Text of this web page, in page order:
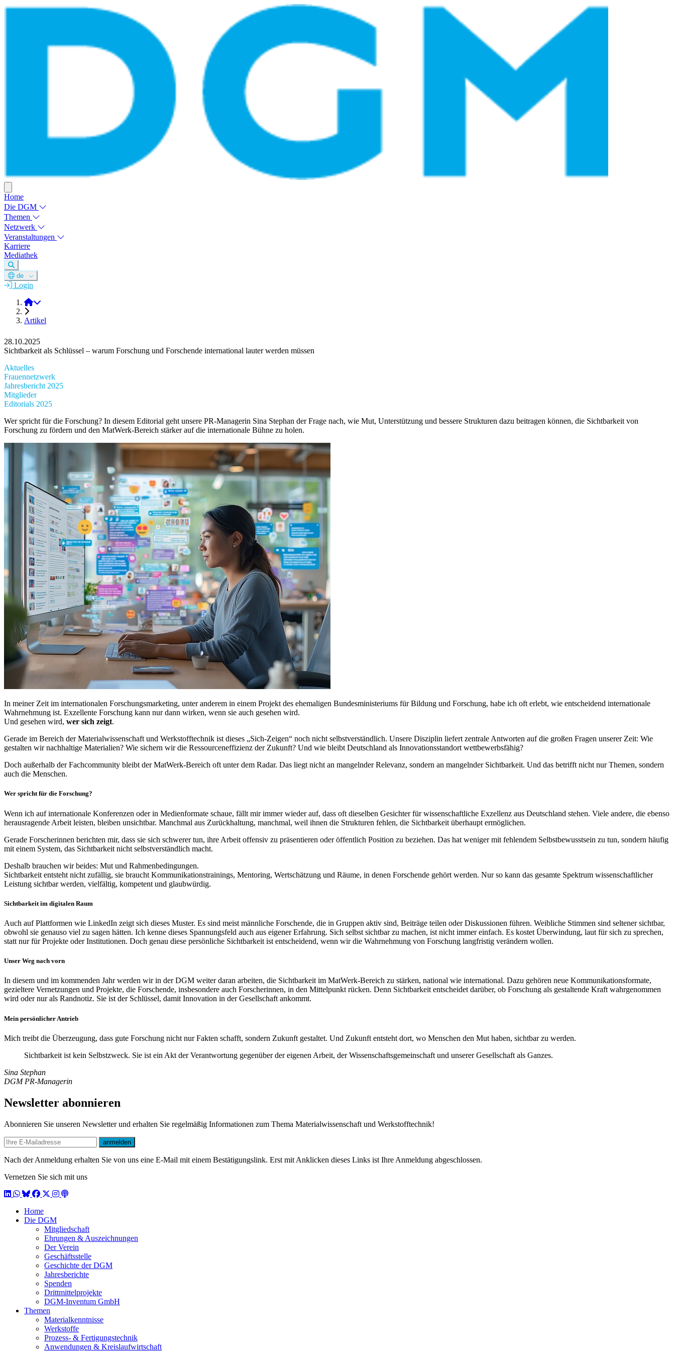
Home
Die DGM
Themen
Netzwerk
Veranstaltungen
Karriere
Mediathek
de
Login
DGM e.V.
Artikel
28.10.2025
Sichtbarkeit als Schlüssel – warum Forschung und Forschende international lauter werden müssen
Aktuelles
Frauennetzwerk
Jahresbericht 2025
Mitglieder
Editorials 2025
Wer spricht für die Forschung? In diesem Editorial geht unsere PR-Managerin Sina Stephan der Frage nach, wie Mut, Unterstützung und bessere Strukturen dazu beitragen können, die Sichtbarkeit von
Forschung zu fördern und den MatWerk-Bereich stärker auf die internationale Bühne zu holen.
In meiner Zeit im internationalen Forschungsmarketing, unter anderem in einem Projekt des ehemaligen Bundesministeriums für Bildung und Forschung, habe ich oft erlebt, wie entscheidend internationale
Wahrnehmung ist. Exzellente Forschung kann nur dann wirken, wenn sie auch gesehen wird.
Und gesehen wird, wer sich zeigt.
Gerade im Bereich der Materialwissenschaft und Werkstofftechnik ist dieses „Sich-Zeigen“ noch nicht selbstverständlich. Unsere Disziplin liefert zentrale Antworten auf die großen Fragen unserer Zeit: Wie
gestalten wir nachhaltige Materialien? Wie sichern wir die Ressourceneffizienz der Zukunft? Und wie bleibt Deutschland als Innovationsstandort wettbewerbsfähig?
Doch außerhalb der Fachcommunity bleibt der MatWerk-Bereich oft unter dem Radar. Das liegt nicht an mangelnder Relevanz, sondern an mangelnder Sichtbarkeit. Und das betrifft nicht nur Themen, sondern
auch die Menschen.
Wer spricht für die Forschung?
Wenn ich auf internationale Konferenzen oder in Medienformate schaue, fällt mir immer wieder auf, dass oft dieselben Gesichter für wissenschaftliche Exzellenz aus Deutschland stehen. Viele andere, die ebenso
herausragende Arbeit leisten, bleiben unsichtbar. Manchmal aus Zurückhaltung, manchmal, weil ihnen die Strukturen fehlen, die Sichtbarkeit überhaupt ermöglichen.
Gerade Forscherinnen berichten mir, dass sie sich schwerer tun, ihre Arbeit offensiv zu präsentieren oder öffentlich Position zu beziehen. Das hat weniger mit fehlendem Selbstbewusstsein zu tun, sondern häufig
mit einem System, das Sichtbarkeit nicht selbstverständlich macht.
Deshalb brauchen wir beides: Mut und Rahmenbedingungen.
Sichtbarkeit entsteht nicht zufällig, sie braucht Kommunikationstrainings, Mentoring, Wertschätzung und Räume, in denen Forschende gehört werden. Nur so kann das gesamte Spektrum wissenschaftlicher
Leistung sichtbar werden, vielfältig, kompetent und glaubwürdig.
Sichtbarkeit im digitalen Raum
Auch auf Plattformen wie LinkedIn zeigt sich dieses Muster. Es sind meist männliche Forschende, die in Gruppen aktiv sind, Beiträge teilen oder Diskussionen führen. Weibliche Stimmen sind seltener sichtbar,
obwohl sie genauso viel zu sagen hätten. Ich kenne dieses Spannungsfeld auch aus eigener Erfahrung. Sich selbst sichtbar zu machen, ist nicht immer einfach. Es kostet Überwindung, laut für sich zu sprechen,
statt nur für Projekte oder Institutionen. Doch genau diese persönliche Sichtbarkeit ist entscheidend, wenn wir die Wahrnehmung von Forschung langfristig verändern wollen.
Unser Weg nach vorn
In diesem und im kommenden Jahr werden wir in der DGM weiter daran arbeiten, die Sichtbarkeit im MatWerk-Bereich zu stärken, national wie international. Dazu gehören neue Kommunikationsformate,
gezieltere Vernetzungen und Projekte, die Forschende, insbesondere auch Forscherinnen, in den Mittelpunkt rücken. Denn Sichtbarkeit entscheidet darüber, ob Forschung als gestaltende Kraft wahrgenommen
wird oder nur als Randnotiz. Sie ist der Schlüssel, damit Innovation in der Gesellschaft ankommt.
Mein persönlicher Antrieb
Mich treibt die Überzeugung, dass gute Forschung nicht nur Fakten schafft, sondern Zukunft gestaltet. Und Zukunft entsteht dort, wo Menschen den Mut haben, sichtbar zu werden.
Sichtbarkeit ist kein Selbstzweck. Sie ist ein Akt der Verantwortung gegenüber der eigenen Arbeit, der Wissenschaftsgemeinschaft und unserer Gesellschaft als Ganzes.
Sina Stephan
DGM PR-Managerin
Newsletter abonnieren
Abonnieren Sie unseren Newsletter und erhalten Sie regelmäßig Informationen zum Thema Materialwissenschaft und Werkstofftechnik!
E-mail
anmelden
Nach der Anmeldung erhalten Sie von uns eine E-Mail mit einem Bestätigungslink. Erst mit Anklicken dieses Links ist Ihre Anmeldung abgeschlossen.
Vernetzen Sie sich mit uns
LinkedIn
WhatsApp
BlueSky
Facebook
X / Twitter
Instagram
Podcast
Home
Die DGM
Mitgliedschaft
Ehrungen & Auszeichnungen
Der Verein
Geschäftsstelle
Geschichte der DGM
Jahresberichte
Spenden
Drittmittelprojekte
DGM-Inventum GmbH
Themen
Materialkenntnisse
Werkstoffe
Prozess- & Fertigungstechnik
Anwendungen & Kreislaufwirtschaft